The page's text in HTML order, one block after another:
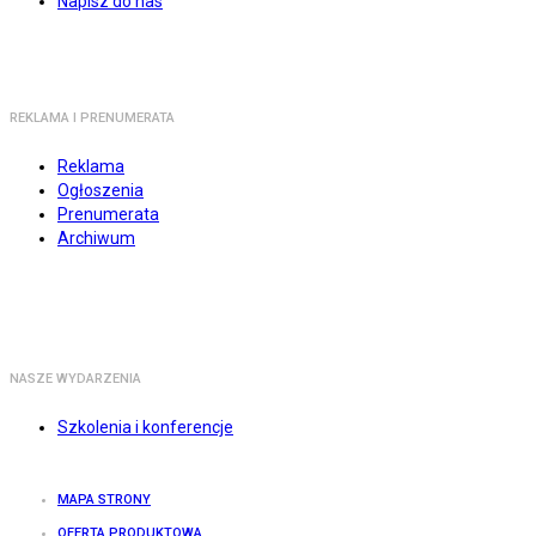
REKLAMA I PRENUMERATA
Reklama
Ogłoszenia
Prenumerata
Archiwum
NASZE WYDARZENIA
Szkolenia i konferencje
MAPA STRONY